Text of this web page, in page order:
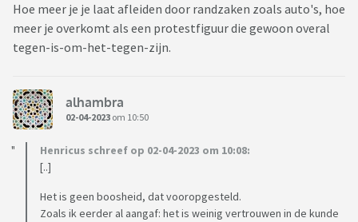
Hoe meer je je laat afleiden door randzaken zoals auto's, hoe
meer je overkomt als een protestfiguur die gewoon overal
tegen-is-om-het-tegen-zijn.
alhambra
02-04-2023 om 10:50
Henricus schreef op 02-04-2023 om 10:08:
[..]
Het is geen boosheid, dat vooropgesteld.
Zoals ik eerder al aangaf: het is weinig vertrouwen in de kunde